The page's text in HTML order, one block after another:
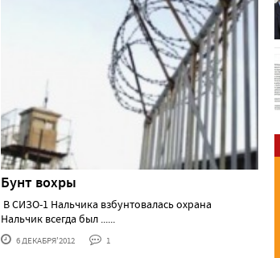
Бунт вохры
В СИЗО-1 Нальчика взбунтовалась охрана
Нальчик всегда был ......
6 ДЕКАБРЯ'2012 1